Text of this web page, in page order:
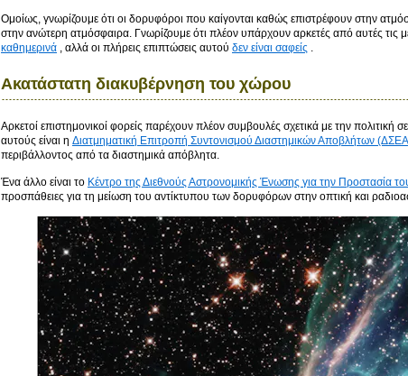
Ομοίως, γνωρίζουμε ότι οι δορυφόροι που καίγονται καθώς επιστρέφουν στην
στην ανώτερη ατμόσφαιρα. Γνωρίζουμε ότι πλέον υπάρχουν αρκετές από αυτές τις
καθημερινά , αλλά οι πλήρεις επιπτώσεις αυτού δεν είναι σαφείς
Ακατάστατη διακυβέρνηση του χώρου
Αρκετοί επιστημονικοί φορείς παρέχουν πλέον συμβουλές σχετικά με την
αυτούς είναι η Διατμηματική Επιτροπή Συντονισμού Διαστημικών Αποβλήτων
περιβάλλοντος από τα διαστημικά απόβλητα.
Ένα άλλο είναι το Κέντρο της Διεθνούς Αστρονομικής Ένωσης για την Προστασία
προσπάθειες για τη μείωση του αντίκτυπου των δορυφόρων στην οπτική και